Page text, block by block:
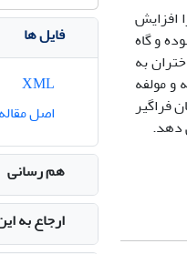
افزایش
و گاه
به
مولفه
فراگیر
دهد.
فایل ها
اصل مقاله
هم رسانی
ارجاع به